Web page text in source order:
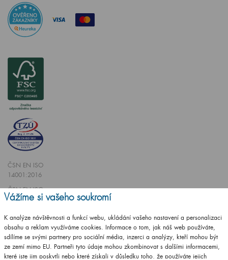
ČSN EN ISO
14001:2016
ČSN EN ISO
9001:2016
Vytvořilo studioCZECHGROUP.cz
Vážíme si vašeho soukromí
K analýze návštěvnosti a funkcí webu, ukládání vašeho nastavení a personalizaci
obsahu a reklam využíváme cookies. Informace o tom, jak náš web používáte,
sdílíme se svými partnery pro sociální média, inzerci a analýzy, kteří mohou být
ze zemí mimo EU. Partneři tyto údaje mohou zkombinovat s dalšími informacemi,
které jste jim poskytli nebo které získali v důsledku toho, že používáte jejich